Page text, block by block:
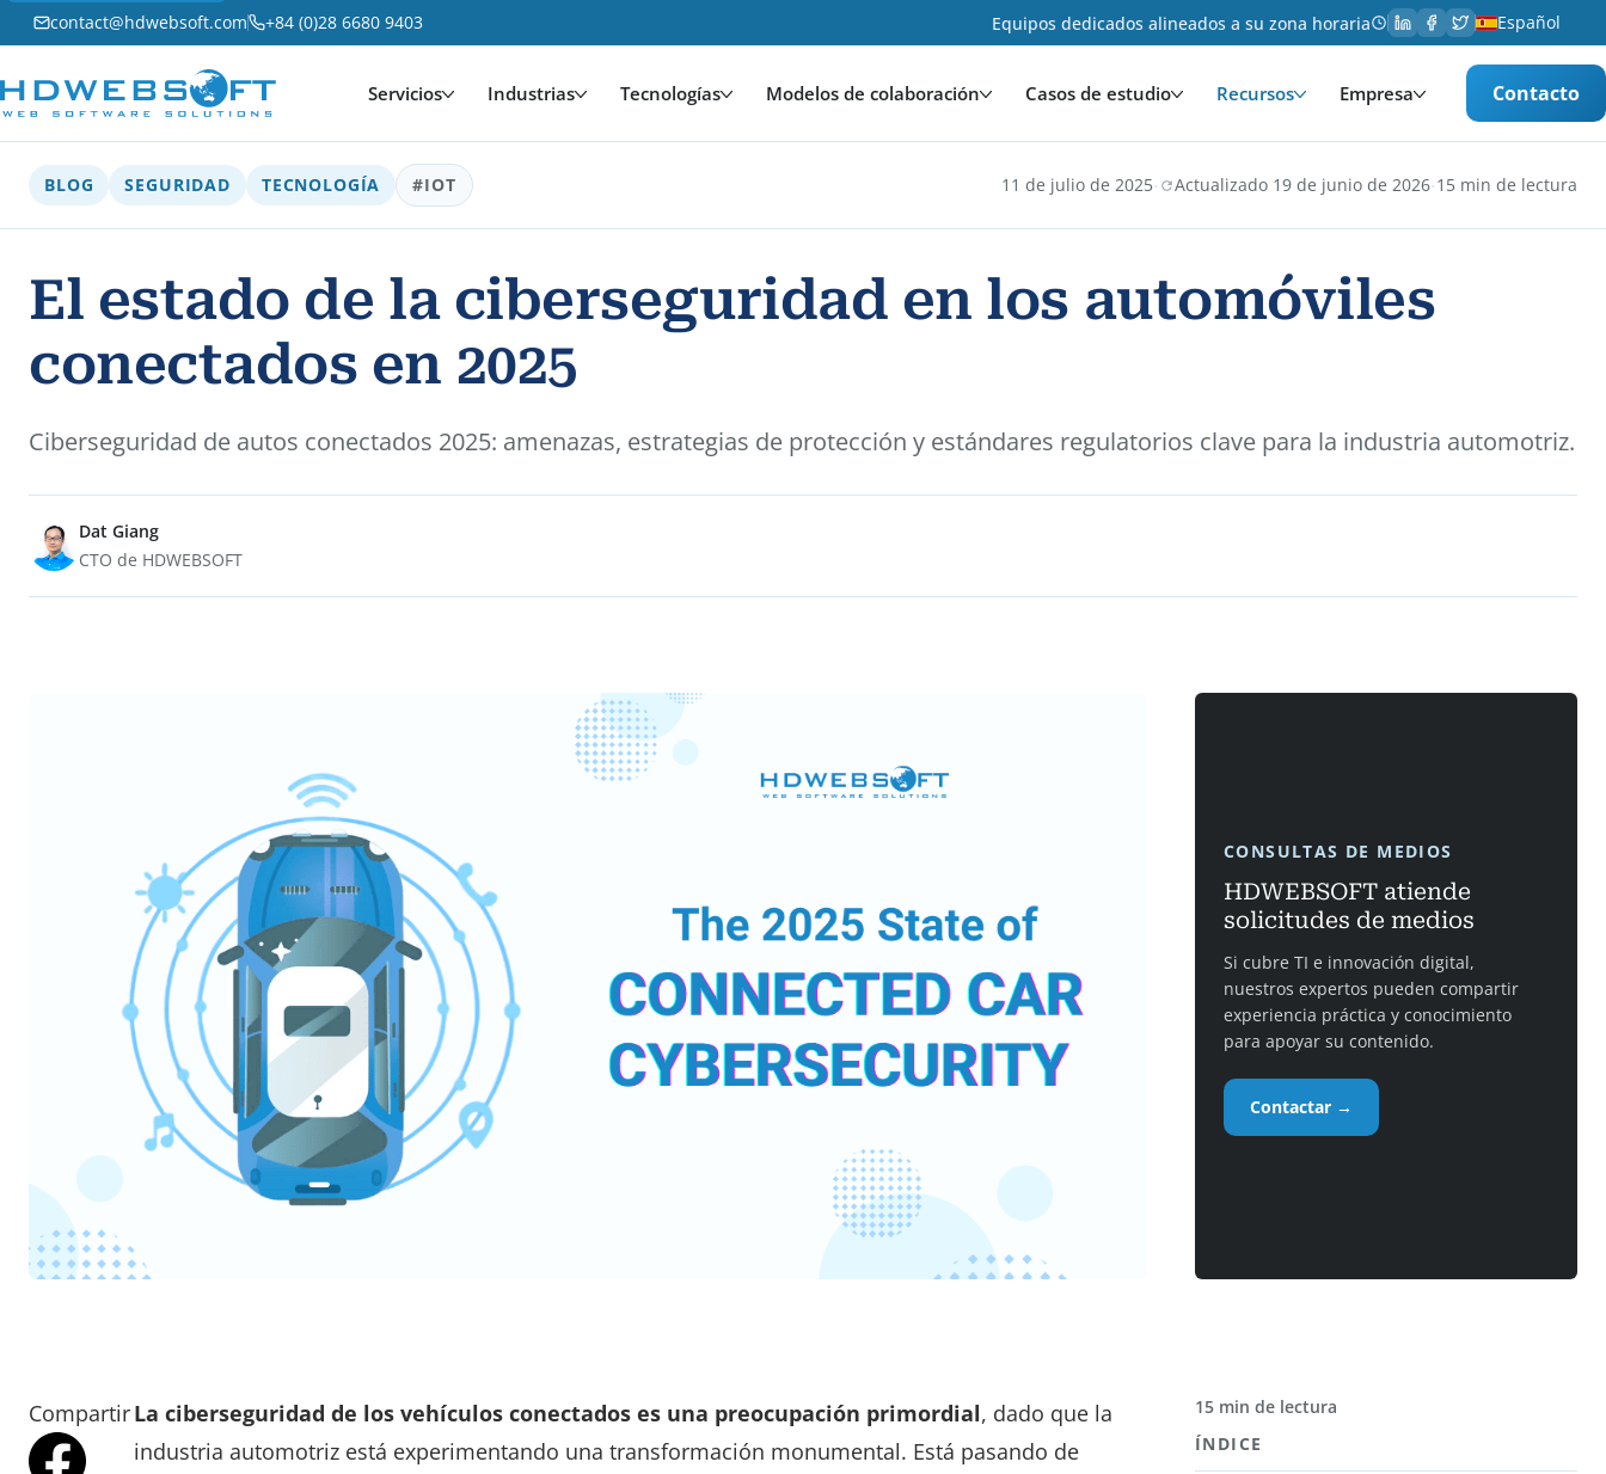
contact@hdwebsoft.com +84 (0)28 6680 9403 Equipos dedicados alineados a su zona horaria Español
Servicios Industrias Tecnologías Modelos de colaboración Casos de estudio Recursos Empresa Contacto
BLOG SEGURIDAD TECNOLOGÍA #IOT 11 de julio de 2025· Actualizado 19 de junio de 2026·15 min de lectura
El estado de la ciberseguridad en los automóviles
conectados en 2025
Ciberseguridad de autos conectados 2025: amenazas, estrategias de protección y estándares regulatorios clave para la industria automotriz.
Dat Giang
CTO de HDWEBSOFT
CONSULTAS DE MEDIOS
HDWEBSOFT atiende
solicitudes de medios
Si cubre TI e innovación digital,
nuestros expertos pueden compartir
experiencia práctica y conocimiento
para apoyar su contenido.
Contactar →
CompartirLa ciberseguridad de los vehículos conectados es una preocupación primordial, dado que la
industria automotriz está experimentando una transformación monumental. Está pasando de
15 min de lectura
ÍNDICE